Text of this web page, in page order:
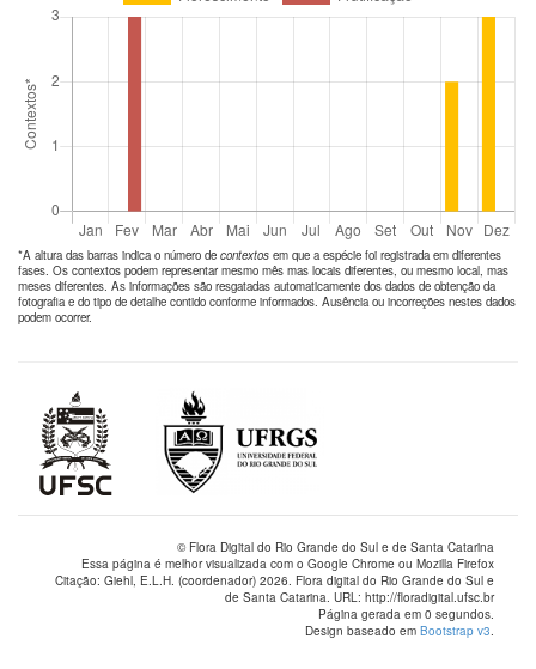
*A altura das barras indica o número de contextos em que a espécie foi registrada em diferentes
fases. Os contextos podem representar mesmo mês mas locais diferentes, ou mesmo local, mas
meses diferentes. As informações são resgatadas automaticamente dos dados de obtenção da
fotografia e do tipo de detalhe contido conforme informados. Ausência ou incorreções nestes dados
podem ocorrer.
© Flora Digital do Rio Grande do Sul e de Santa Catarina
Essa página é melhor visualizada com o Google Chrome ou Mozilla Firefox
Citação: Giehl, E.L.H. (coordenador) 2026. Flora digital do Rio Grande do Sul e
de Santa Catarina. URL: http://floradigital.ufsc.br
Página gerada em 0 segundos.
Design baseado em Bootstrap v3